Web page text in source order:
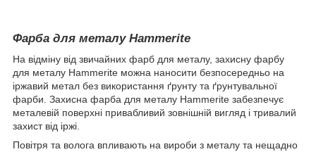
Фарба для металу Hammerite
На відміну від звичайних фарб для металу, захисну фарбу
для металу Hammerite можна наносити безпосередньо на
іржавий метал без використання ґрунту та ґрунтувальної
фарби. Захисна фарба для металу Hammerite забезпечує
металевій поверхні привабливий зовнішній вигляд і тривалий
захист від іржі.
Повітря та волога впливають на вироби з металу та нещадно